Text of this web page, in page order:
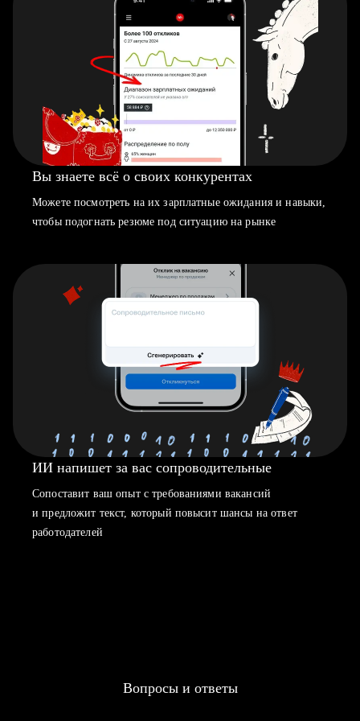
Вы знаете всё о своих конкурентах
Можете посмотреть на их зарплатные ожидания и навыки,
чтобы подогнать резюме под ситуацию на рынке
ИИ напишет за вас сопроводительные
Сопоставит ваш опыт с требованиями вакансий
и предложит текст, который повысит шансы на ответ
работодателей
Вопросы и ответы